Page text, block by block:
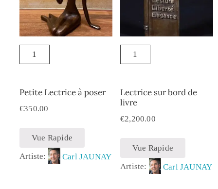
Petite Lectrice à poser
€350.00
Vue Rapide
Artiste: Carl JAUNAY
Lectrice sur bord de
livre
€2,200.00
Vue Rapide
Artiste: Carl JAUNAY